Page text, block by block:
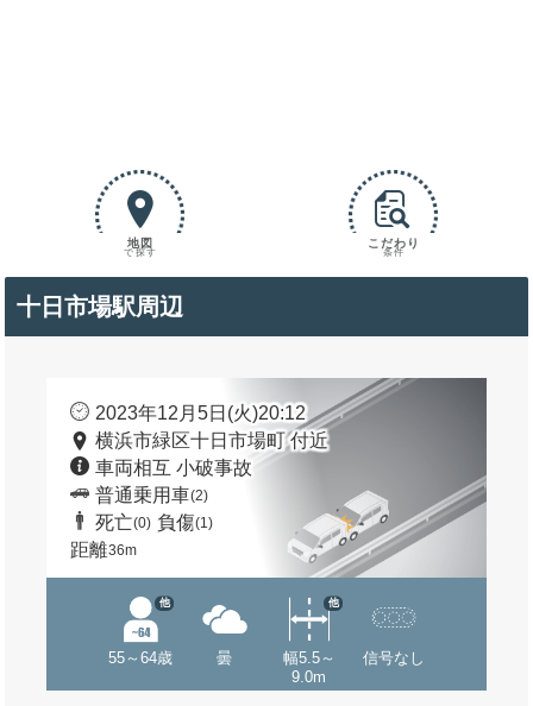
地図
で探す
こだわり
条件
十日市場駅周辺
2023年12月5日(火)20:12
横浜市緑区十日市場町 付近
車両相互 小破事故
普通乗用車(2)
死亡(0) 負傷(1)
距離36m
55～64歳
他
曇
幅5.5～
9.0m
他
信号なし